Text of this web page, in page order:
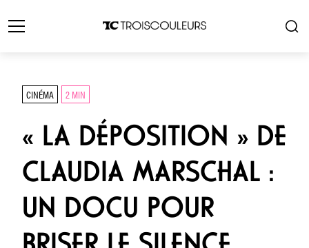
CINÉMA 2 MIN
« LA DÉPOSITION » DE
CLAUDIA MARSCHAL :
UN DOCU POUR